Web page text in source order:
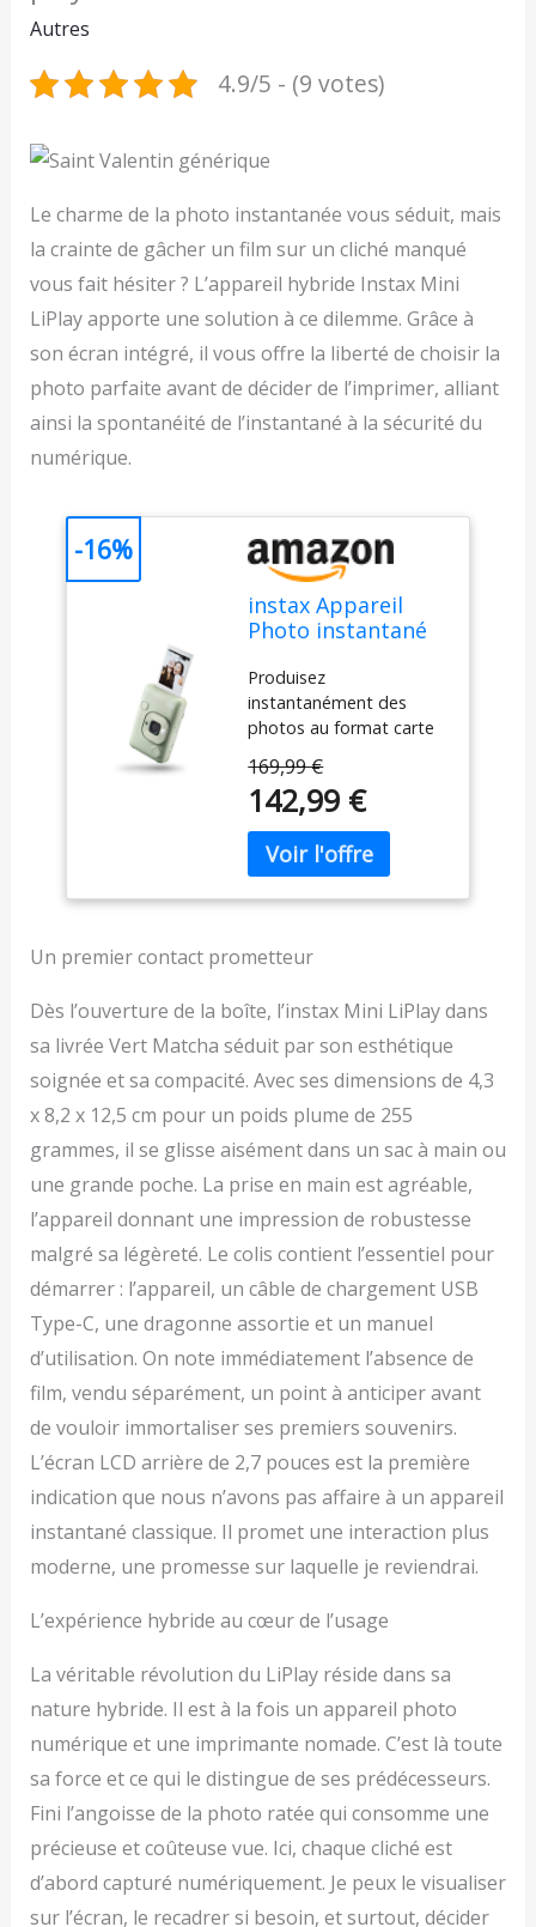
Autres
4.9/5 - (9 votes)
Le charme de la photo instantanée vous séduit, mais
la crainte de gâcher un film sur un cliché manqué
vous fait hésiter ? L’appareil hybride Instax Mini
LiPlay apporte une solution à ce dilemme. Grâce à
son écran intégré, il vous offre la liberté de choisir la
photo parfaite avant de décider de l’imprimer, alliant
ainsi la spontanéité de l’instantané à la sécurité du
numérique.
instax Appareil
Photo instantané
Vert Matcha avec
écran LCD arrière
de 2,7 Pouces,
Emplacement pour
Carte Micro SD,
Chargement USB
Type-c, Film Vendu
séparément
Produisez
instantanément des
photos au format carte
possibilité
supplémentaire de
consulter et de modifier
les images avant
l'impression. Écran LCD
arrière de 2,7 pouces,
secondes, possibilité
images via des codes QR
interne et emplacement
pour carte SD Utilise
tous les mini films Instax
vendus séparément Une
multitude de cadres et
de filtres à ajouter avant
paramètres favoris
169,99 €
142,99 €
-16%
Un premier contact prometteur
Dès l’ouverture de la boîte, l’instax Mini LiPlay dans
sa livrée Vert Matcha séduit par son esthétique
soignée et sa compacité. Avec ses dimensions de 4,3
x 8,2 x 12,5 cm pour un poids plume de 255
grammes, il se glisse aisément dans un sac à main ou
une grande poche. La prise en main est agréable,
l’appareil donnant une impression de robustesse
malgré sa légèreté. Le colis contient l’essentiel pour
démarrer : l’appareil, un câble de chargement USB
Type-C, une dragonne assortie et un manuel
d’utilisation. On note immédiatement l’absence de
film, vendu séparément, un point à anticiper avant
de vouloir immortaliser ses premiers souvenirs.
L’écran LCD arrière de 2,7 pouces est la première
indication que nous n’avons pas affaire à un appareil
instantané classique. Il promet une interaction plus
moderne, une promesse sur laquelle je reviendrai.
L’expérience hybride au cœur de l’usage
La véritable révolution du LiPlay réside dans sa
nature hybride. Il est à la fois un appareil photo
numérique et une imprimante nomade. C’est là toute
sa force et ce qui le distingue de ses prédécesseurs.
Fini l’angoisse de la photo ratée qui consomme une
précieuse et coûteuse vue. Ici, chaque cliché est
d’abord capturé numériquement. Je peux le visualiser
sur l’écran, le recadrer si besoin, et surtout, décider